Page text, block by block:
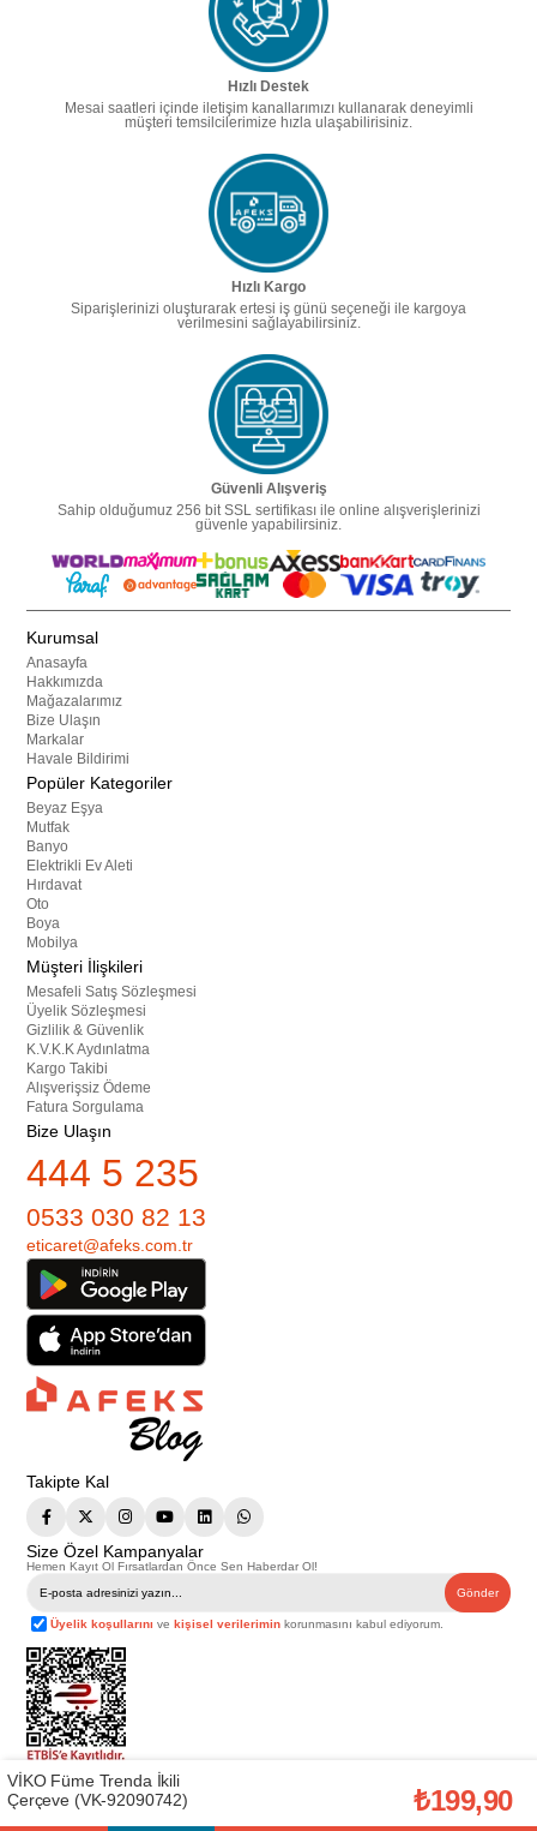
Hızlı Destek
Mesai saatleri içinde iletişim kanallarımızı kullanarak deneyimli
müşteri temsilcilerimize hızla ulaşabilirisiniz.
Hızlı Kargo
Siparişlerinizi oluşturarak ertesi iş günü seçeneği ile kargoya
verilmesini sağlayabilirsiniz.
Güvenli Alışveriş
Sahip olduğumuz 256 bit SSL sertifikası ile online alışverişlerinizi
güvenle yapabilirsiniz.
Kurumsal
Anasayfa
Hakkımızda
Mağazalarımız
Bize Ulaşın
Markalar
Havale Bildirimi
Popüler Kategoriler
Beyaz Eşya
Mutfak
Banyo
Elektrikli Ev Aleti
Hırdavat
Oto
Boya
Mobilya
Müşteri İlişkileri
Mesafeli Satış Sözleşmesi
Üyelik Sözleşmesi
Gizlilik & Güvenlik
K.V.K.K Aydınlatma
Kargo Takibi
Alışverişsiz Ödeme
Fatura Sorgulama
Bize Ulaşın
444 5 235
0533 030 82 13
eticaret@afeks.com.tr
Takipte Kal
Size Özel Kampanyalar
Hemen Kayıt Ol Fırsatlardan Önce Sen Haberdar Ol!
Gönder
Üyelik koşullarını vekişisel verilerimin korunmasını kabul ediyorum.
Telif Hakkı © 2026
. Tüm hakları saklıdır.
Bu web sitesindeki tüm ürünler ticari amaçlıdır. Web sitemizde yer alan
görsel ve yazılı içerikler firmamıza ait olup, firmamızın yazılı izni alınmadan
VİKO Füme Trenda İkili
Çerçeve (VK-92090742)
₺199,90